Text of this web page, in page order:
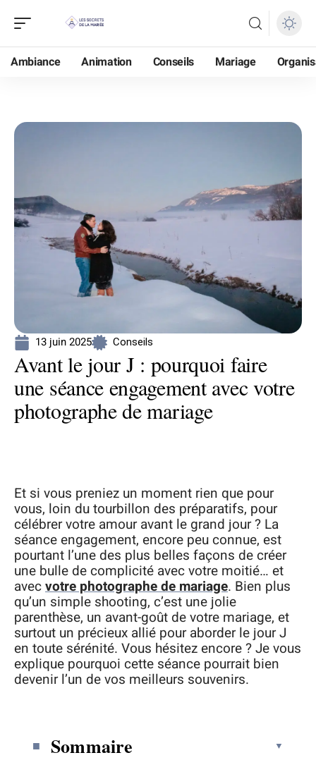
Ambiance Animation Conseils Mariage
13 juin 2025 Conseils
Avant le jour J : pourquoi faire
une séance engagement avec votre
photographe de mariage
Et si vous preniez un moment rien que pour
vous, loin du tourbillon des préparatifs, pour
célébrer votre amour avant le grand jour ? La
séance engagement, encore peu connue, est
pourtant l’une des plus belles façons de créer
une bulle de complicité avec votre moitié… et
avecvotre photographe de mariage. Bien plus
qu’un simple shooting, c’est une jolie
parenthèse, un avant-goût de votre mariage, et
surtout un précieux allié pour aborder le jour J
en toute sérénité. Vous hésitez encore ? Je vous
explique pourquoi cette séance pourrait bien
devenir l’un de vos meilleurs souvenirs.
Sommaire